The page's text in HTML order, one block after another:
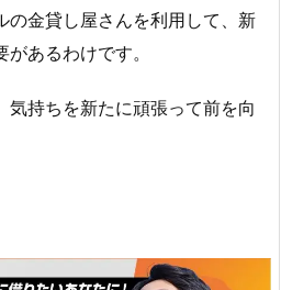
の金貸し屋さんを利用して、新
あるわけです。
気持ちを新たに頑張って前を向